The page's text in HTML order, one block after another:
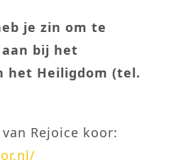
je zin om te
bij het
het Heiligdom (tel.
Rejoice koor: